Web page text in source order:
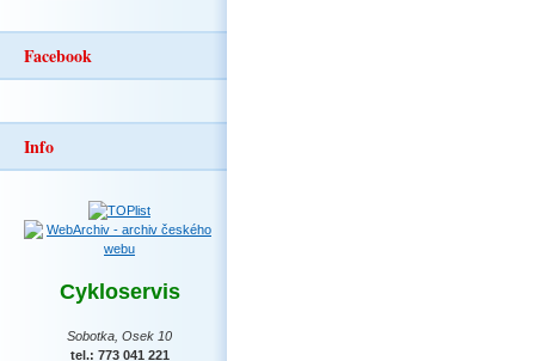
Facebook
Info
Cykloservis
Sobotka, Osek 10
tel.: 773 041 221